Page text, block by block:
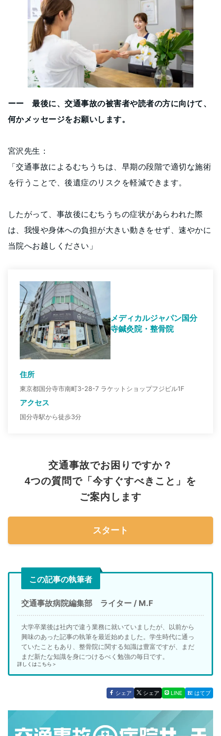
ーー 最後に、交通事故の被害者や読者の方に向けて、
何かメッセージをお願いします。
宮沢先生：
「交通事故によるむちうちは、早期の段階で適切な施術
を行うことで、後遺症のリスクを軽減できます。
したがって、事故後にむちうちの症状があらわれた際
は、我慢や身体への負担が大きい動きをせず、速やかに
当院へお越しください」
メディカルジャパン国分
寺鍼灸院・整骨院
住所
東京都国分寺市南町3-28-7 ラケットショップフジビル1F
アクセス
国分寺駅から徒歩3分
交通事故でお困りですか？
4つの質問で「今すぐすべきこと」を
ご案内します
スタート
この記事の執筆者
交通事故病院編集部 ライター / M.F
大学卒業後は社内で違う業務に就いていましたが、以前から
興味のあった記事の執筆を最近始めました。学生時代に通っ
ていたこともあり、整骨院に関する知識は豊富ですが、まだ
まだ新たな知識を身につけるべく勉強の毎日です。
詳しくはこちら＞
シェア シェア LINE はてブ